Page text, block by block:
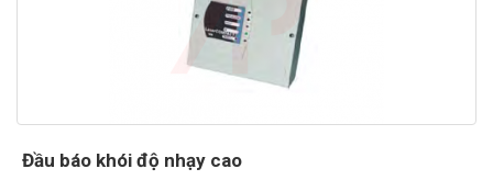
Đầu báo khói độ nhạy cao